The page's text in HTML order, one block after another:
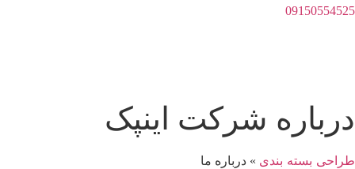
09150554525
درباره شرکت اینپک
طراحی بسته بندی » درباره ما